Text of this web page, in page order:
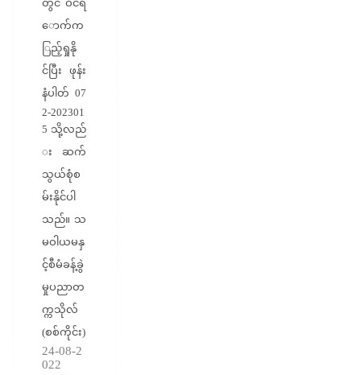
တွင် ဝင်ရ
ောက်က
ြည့်ရှုနို
င်ပြီး ဖုန်း
နံပါတ် 07
2-202301
5 သို့လည်
း ဆက်
သွယ်စုံစ
မ်းနိုင်ပါ
သည်။ သ
မဝါယမနှ
င့်စီမံခန့်ခွဲ
မှုပညာတ
က္ကသိုလ်
(စစ်ကိုင်း)
24-08-2
022